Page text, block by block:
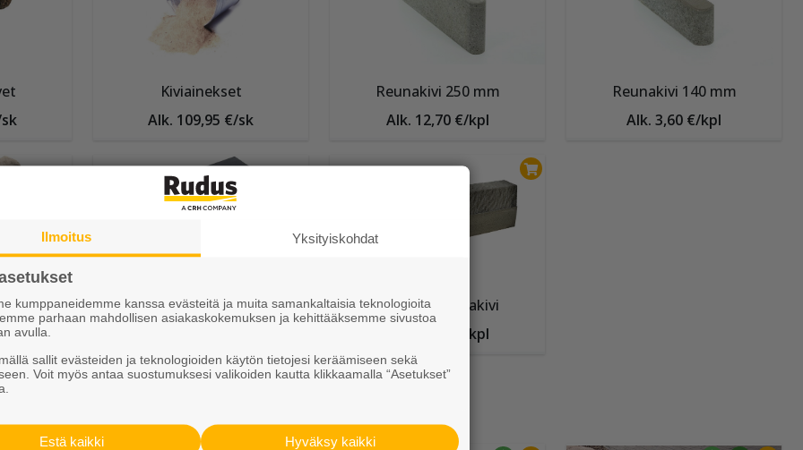
Kiviainekset
Alk. 109,95 €/sk
Reunakivi 250 mm
Alk. 12,70 €/kpl
Reunakivi 140 mm
Alk. 3,60 €/kpl
Upotettava H-reunakivi
Rotwalli-reunakivi
Alk. 24,40 €/kpl
Ilmoitus Yksityiskohdat
kumppaneidemme kanssa evästeitä ja muita samankaltaisia teknologioita
parhaan mahdollisen asiakaskokemuksen ja kehittääksemme sivustoa
avulla.
sallit evästeiden ja teknologioiden käytön tietojesi keräämiseen sekä
Voit myös antaa suostumuksesi valikoiden kautta klikkaamalla “Asetukset”
Hyväksy kaikki
Estä kaikki